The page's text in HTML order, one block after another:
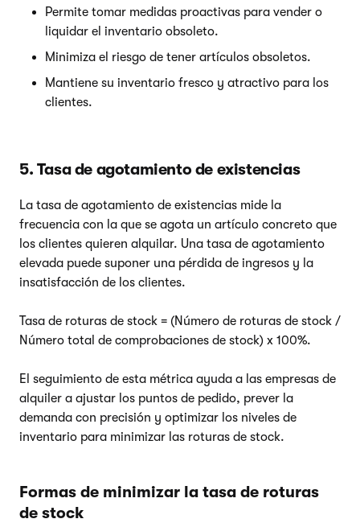
Permite tomar medidas proactivas para vender o
liquidar el inventario obsoleto.
Minimiza el riesgo de tener artículos obsoletos.
Mantiene su inventario fresco y atractivo para los
clientes.
5. Tasa de agotamiento de existencias
La tasa de agotamiento de existencias mide la
frecuencia con la que se agota un artículo concreto que
los clientes quieren alquilar. Una tasa de agotamiento
elevada puede suponer una pérdida de ingresos y la
insatisfacción de los clientes.
Tasa de roturas de stock = (Número de roturas de stock /
Número total de comprobaciones de stock) x 100%.
El seguimiento de esta métrica ayuda a las empresas de
alquiler a ajustar los puntos de pedido, prever la
demanda con precisión y optimizar los niveles de
inventario para minimizar las roturas de stock.
Formas de minimizar la tasa de roturas
de stock